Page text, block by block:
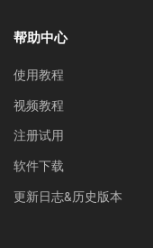
帮助中心
使用教程
视频教程
注册试用
软件下载
更新日志&历史版本